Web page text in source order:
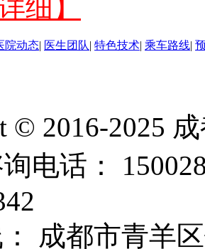
细】
院动态| 医生团队| 特色技术| 乘车路线|
© 2016-2025
电话：
成都市青羊